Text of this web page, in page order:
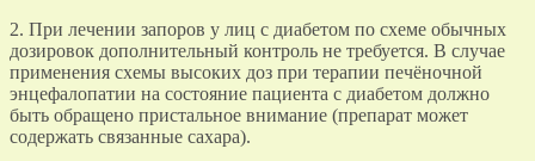
2. При лечении запоров у лиц с диабетом по схеме обычных
дозировок дополнительный контроль не требуется. В случае
применения схемы высоких доз при терапии печёночной
энцефалопатии на состояние пациента с диабетом должно
быть обращено пристальное внимание (препарат может
содержать связанные сахара).